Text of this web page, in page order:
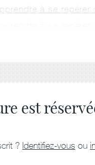
à se repérer
est
? Identifiez-vous ou